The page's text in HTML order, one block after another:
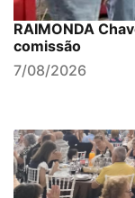
RAIMONDA
comissão
7/08/2026